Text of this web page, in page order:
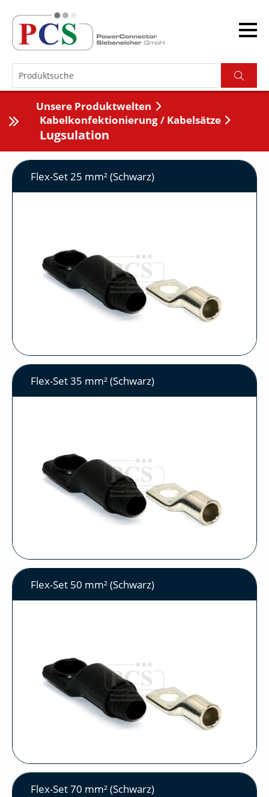
Unsere Produktwelten
Kabelkonfektionierung / Kabelsätze
Lugsulation
Flex-Set 25 mm² (Schwarz)
Flex-Set 35 mm² (Schwarz)
Flex-Set 50 mm² (Schwarz)
Flex-Set 70 mm² (Schwarz)